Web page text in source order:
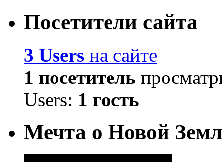
Посетители сайта
3 Users на сайте
1 посетитель
Users: 1 гость
Мечта о Новой